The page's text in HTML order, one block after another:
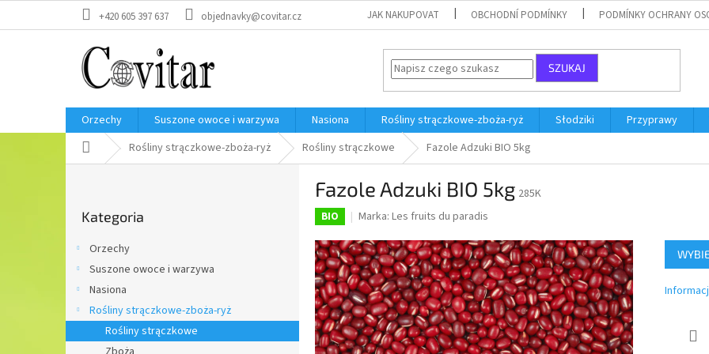
+420 605 397 637 objednavky@covitar.cz JAK NAKUPOVAT OBCHODNÍ PODMÍNKY PODMÍNKY OCHRANY
SZUKAJ
Orzechy Suszone owoce i warzywa Nasiona Rośliny strączkowe-zboża-ryż Słodziki Przyprawy
Home Rośliny strączkowe-zboża-ryż Rośliny strączkowe Fazole Adzuki BIO 5kg
y
kategorie
Kategoria
Orzechy
Suszone owoce i warzywa
Nasiona
Rośliny strączkowe-zboża-ryż
Rośliny strączkowe
Fazole Adzuki BIO 5kg 285K
BIO Marka: Les fruits du paradis